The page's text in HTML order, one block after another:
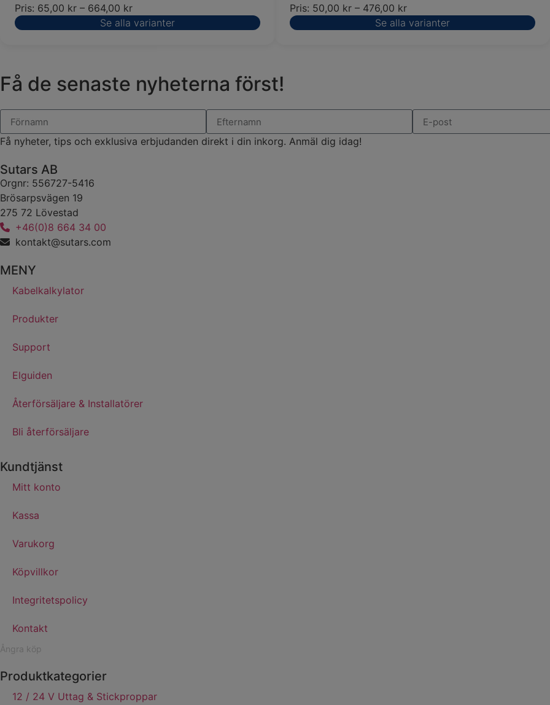
Pris: 65,00 kr – 664,00 kr
Se alla varianter
Pris: 50,00 kr – 476,00 kr
Se alla varianter
Få de senaste nyheterna först!
Få nyheter, tips och exklusiva erbjudanden direkt i din inkorg. Anmäl dig idag!
Sutars AB
Orgnr: 556727-5416
Brösarpsvägen 19
275 72 Lövestad
+46(0)8 664 34 00
kontakt@sutars.com
MENY
Kabelkalkylator
Produkter
Support
Elguiden
Återförsäljare & Installatörer
Bli återförsäljare
Kundtjänst
Mitt konto
Kassa
Varukorg
Köpvillkor
Integritetspolicy
Kontakt
Ångra köp
Produktkategorier
12 / 24 V Uttag & Stickproppar